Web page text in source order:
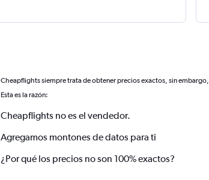
Cheapflights siempre trata de obtener precios exactos, sin embargo,
Esta es la razón:
Cheapflights no es el vendedor.
Agregamos montones de datos para ti
¿Por qué los precios no son 100% exactos?